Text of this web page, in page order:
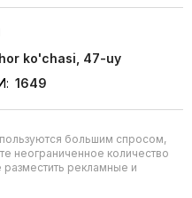
ko'chasi, 47-uy
1649
большим спросом,
неограниченное количество
разместить рекламные и